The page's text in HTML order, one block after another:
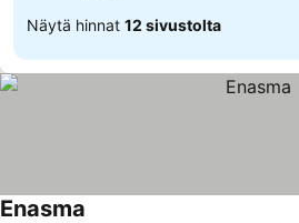
Näytä hinnat 12 sivustolta
Enasma